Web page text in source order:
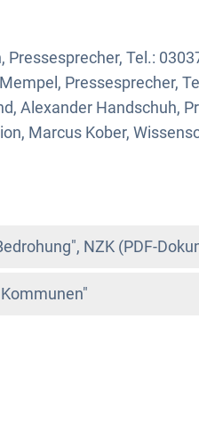
Tel.:
Pressesprecher,
Alexander Handschuh,
Marcus Kober,
NZK (PDF-